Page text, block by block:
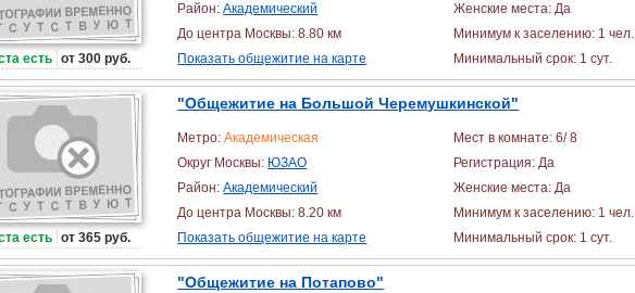
есть от 300 руб.
Район:Академический
До центра Москвы: 8.80 км
Показать общежитие на карте
Женские места: Да
Минимум к заселению: 1 чел.
Минимальный срок: 1 сут.
"Общежитие на Большой Черемушкинской"
есть от 365 руб.
Метро:Академическая
Округ Москвы: ЮЗАО
Район:Академический
До центра Москвы: 8.20 км
Показать общежитие на карте
Мест в комнате: 6/ 8
Регистрация: Да
Женские места: Да
Минимум к заселению: 1 чел.
Минимальный срок: 1 сут.
"Общежитие на Потапово"